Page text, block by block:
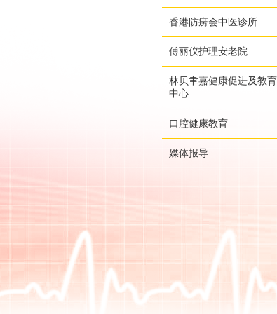
香港防痨会中医诊所
傅丽仪护理安老院
林贝聿嘉健康促进及教育
中心
口腔健康教育
媒体报导